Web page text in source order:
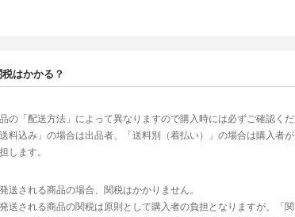
はかかる？
の「配送方法」によって異なりますので購入時には必ずご確認くだ
料込み」の場合は出品者、「送料別（着払い）」の場合は購入者が
します。
送される商品の場合、関税はかかりません。
送される商品の関税は原則として購入者の負担となりますが、「関